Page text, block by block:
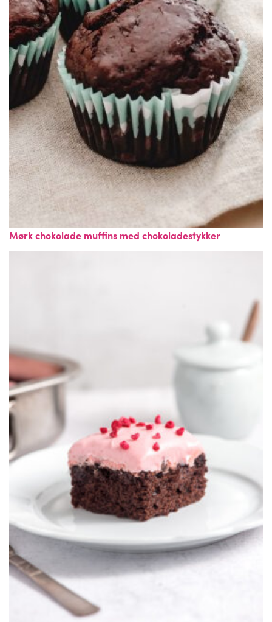
Mørk chokolade muffins med chokoladestykker